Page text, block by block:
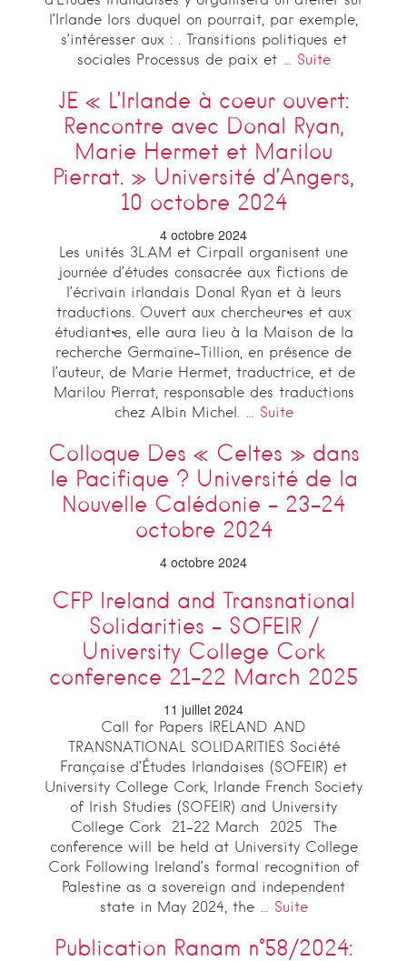
l’Irlande lors duquel on pourrait, par exemple,
s’intéresser aux : . Transitions politiques et
sociales Processus de paix et … Suite
JE « L’Irlande à coeur ouvert:
Rencontre avec Donal Ryan,
Marie Hermet et Marilou
Pierrat. » Université d’Angers,
10 octobre 2024
4 octobre 2024
Les unités 3L.AM et Cirpall organisent une
journée d’études consacrée aux fictions de
l’écrivain irlandais Donal Ryan et à leurs
traductions. Ouvert aux chercheur·es et aux
étudiant·es, elle aura lieu à la Maison de la
recherche Germaine-Tillion, en présence de
l’auteur, de Marie Hermet, traductrice, et de
Marilou Pierrat, responsable des traductions
chez Albin Michel. … Suite
Colloque Des « Celtes » dans
le Pacifique ? Université de la
Nouvelle Calédonie – 23-24
octobre 2024
4 octobre 2024
CFP Ireland and Transnational
Solidarities – SOFEIR /
University College Cork
conference 21-22 March 2025
11 juillet 2024
Call for Papers IRELAND AND
TRANSNATIONAL SOLIDARITIES Société
Française d’Études Irlandaises (SOFEIR) et
University College Cork, Irlande French Society
of Irish Studies (SOFEIR) and University
College Cork 21-22 March 2025 The
conference will be held at University College
Cork Following Ireland’s formal recognition of
Palestine as a sovereign and independent
state in May 2024, the … Suite
Publication Ranam n°58/2024: